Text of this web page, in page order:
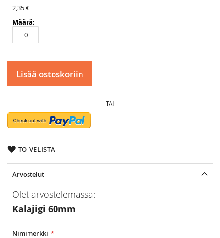
2,35 €
Lisää ostoskoriin
TOIVELISTA
Arvostelut
Olet arvostelemassa:
Kalajigi 60mm
Nimimerkki